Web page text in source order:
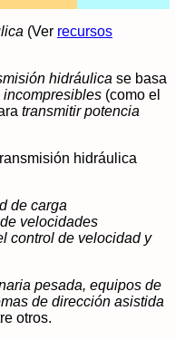
(Ver recursos
hidráulica se basa
incompresibles (como el
transmitir potencia
hidráulica
de carga
velocidades
control de velocidad y
pesada, equipos de
de dirección asistida
otros.